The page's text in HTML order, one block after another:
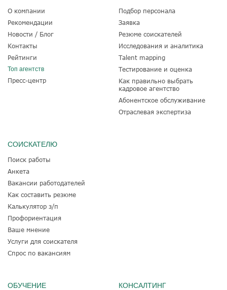
О компании
Рекомендации
Новости / Блог
Контакты
Рейтинги
Топ агентств
Пресс-центр
Подбор персонала
Заявка
Резюме соискателей
Исследования и аналитика
Talent mapping
Тестирование и оценка
Как правильно выбрать
кадровое агентство
Абонентское обслуживание
Отраслевая экспертиза
СОИСКАТЕЛЮ
Поиск работы
Анкета
Вакансии работодателей
Как составить резюме
Калькулятор з/п
Профориентация
Ваше мнение
Услуги для соискателя
Спрос по вакансиям
ОБУЧЕНИЕ КОНСАЛТИНГ